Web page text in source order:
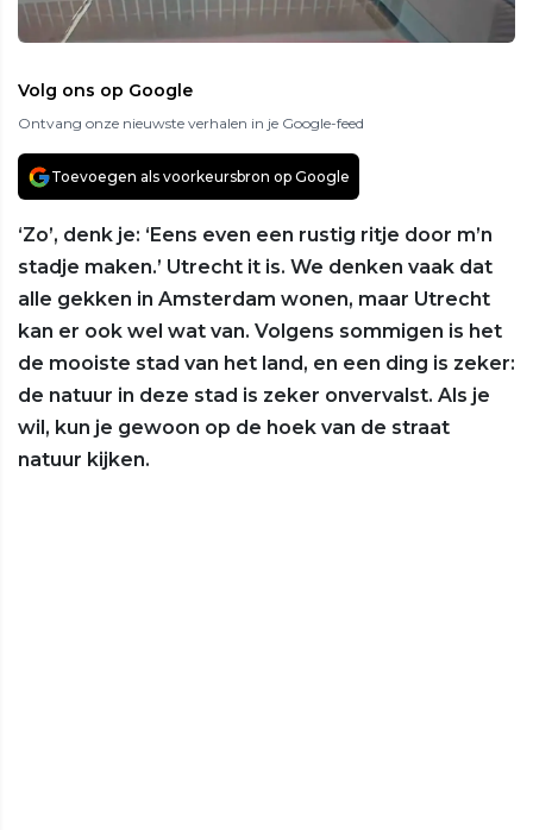
Volg ons op Google
Ontvang onze nieuwste verhalen in je Google-feed
Toevoegen als voorkeursbron op Google
‘Zo’, denk je: ‘Eens even een rustig ritje door m’n
stadje maken.’ Utrecht it is. We denken vaak dat
alle gekken in Amsterdam wonen, maar Utrecht
kan er ook wel wat van. Volgens sommigen is het
de mooiste stad van het land, en een ding is zeker:
de natuur in deze stad is zeker onvervalst. Als je
wil, kun je gewoon op de hoek van de straat
natuur kijken.